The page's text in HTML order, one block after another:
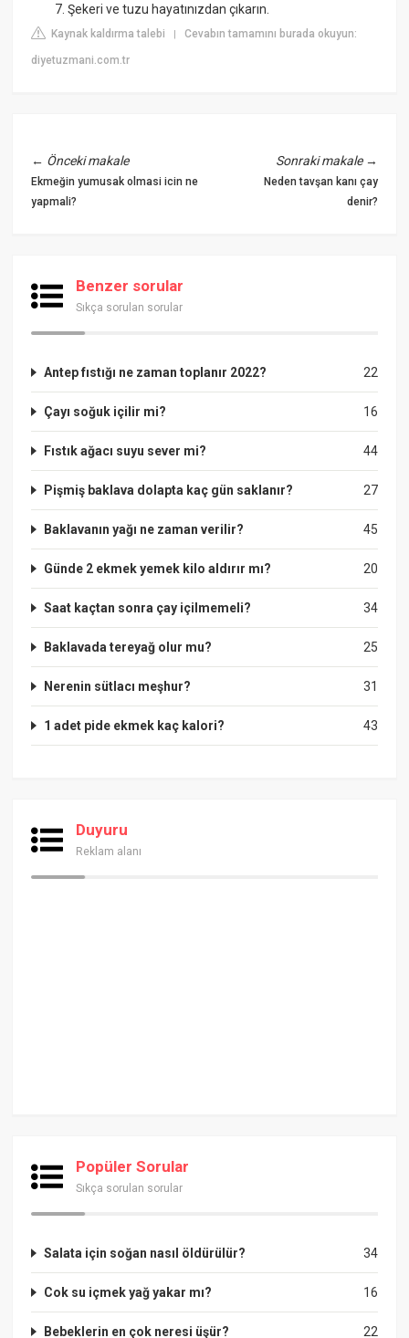
Şekeri ve tuzu hayatınızdan çıkarın.
Kaynak kaldırma talebi |Cevabın tamamını burada okuyun:
diyetuzmani.com.tr
← Önceki makale
Ekmeğin yumusak olmasi icin ne
yapmali?
Sonraki makale→
Neden tavşan kanı çay
denir?
Benzer sorular
Sıkça sorulan sorular
22
Antep fıstığı ne zaman toplanır 2022?
16
Çayı soğuk içilir mi?
44
Fıstık ağacı suyu sever mi?
27
Pişmiş baklava dolapta kaç gün saklanır?
45
Baklavanın yağı ne zaman verilir?
20
Günde 2 ekmek yemek kilo aldırır mı?
34
Saat kaçtan sonra çay içilmemeli?
25
Baklavada tereyağ olur mu?
31
Nerenin sütlacı meşhur?
43
1 adet pide ekmek kaç kalori?
Duyuru
Reklam alanı
Popüler Sorular
Sıkça sorulan sorular
34
Salata için soğan nasıl öldürülür?
16
Cok su içmek yağ yakar mı?
22
Bebeklerin en çok neresi üşür?